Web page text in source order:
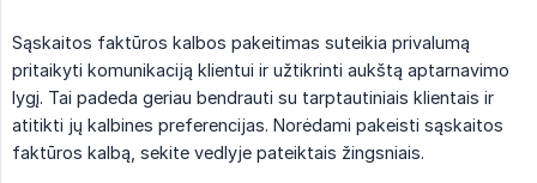
Sąskaitos faktūros kalbos pakeitimas suteikia privalumą
pritaikyti komunikaciją klientui ir užtikrinti aukštą aptarnavimo
lygį. Tai padeda geriau bendrauti su tarptautiniais klientais ir
atitikti jų kalbines preferencijas. Norėdami pakeisti sąskaitos
faktūros kalbą, sekite vedlyje pateiktais žingsniais.